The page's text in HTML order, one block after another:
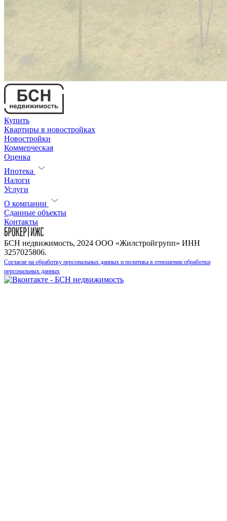
Купить
Квартиры в новостройках
Новостройки
Коммерческая
Оценка
Ипотека
Налоги
Услуги
О компании
Сданные объекты
Контакты
БСН недвижимость, 2024 ООО «Жилстройгрупп» ИНН
3257025806.
Согласие на обработку персональных данных и политика в отношении обработки
персональных данных